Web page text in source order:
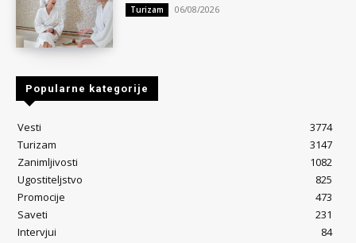
Turizam 06/08/2026
Popularne kategorije
Vesti
3774
Turizam
3147
Zanimljivosti
1082
Ugostiteljstvo
825
Promocije
473
Saveti
231
Intervjui
84